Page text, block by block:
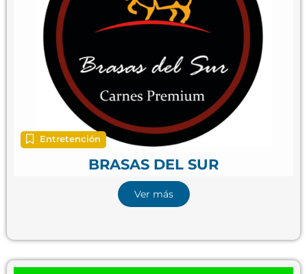
Entretención
BRASAS DEL SUR
Ver más